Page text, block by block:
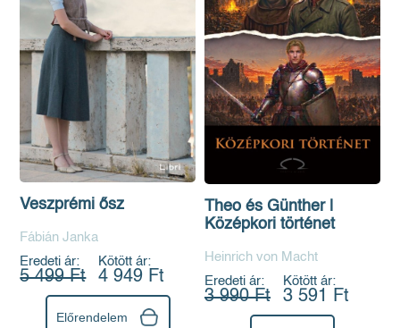
Veszprémi ősz
Fábián Janka
Eredeti ár:
5 499 Ft
Kötött ár:
4 949 Ft
Előrendelem
Theo és Günther |
Középkori történet
Heinrich von Macht
Eredeti ár:
3 990 Ft
Kötött ár:
3 591 Ft